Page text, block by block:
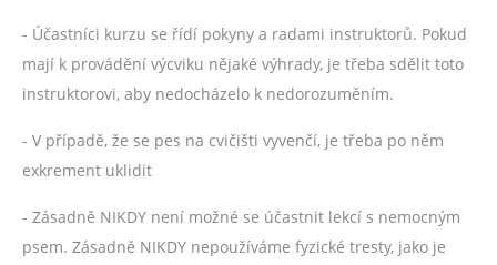
- Účastníci kurzu se řídí pokyny a radami instruktorů. Pokud
mají k provádění výcviku nějaké výhrady, je třeba sdělit toto
instruktorovi, aby nedocházelo k nedorozuměním.
- V případě, že se pes na cvičišti vyvenčí, je třeba po něm
exkrement uklidit
- Zásadně NIKDY není možné se účastnit lekcí s nemocným
psem. Zásadně NIKDY nepoužíváme fyzické tresty, jako je